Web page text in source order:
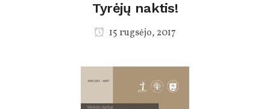
Tyrėjų naktis!
15 rugsėjo, 2017